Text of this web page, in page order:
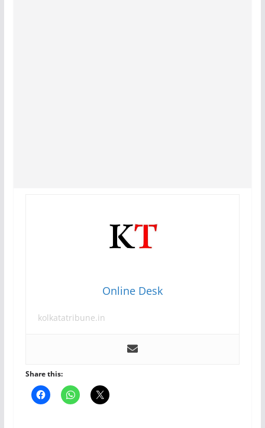
Online Desk
kolkatatribune.in
Share this: